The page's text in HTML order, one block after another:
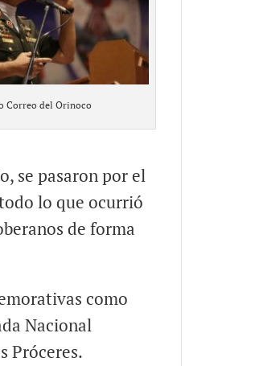
Correo del Orinoco
se pasaron por el
lo que ocurrió
de forma
como
Nacional
Próceres.